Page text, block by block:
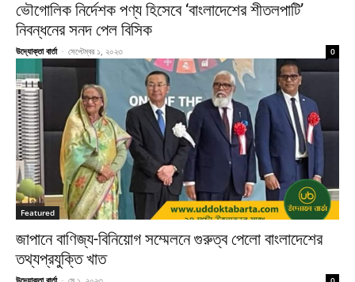
ভৌগোলিক নির্দেশক পণ্য হিসেবে ‘বাংলাদেশের শীতলপাটি’
নিবন্ধনের সনদ পেল বিসিক
উদ্যোক্তা বার্তা - সেপ্টেম্বর ১, ২০২৩ 0
Featured
জাপানে বাণিজ্য-বিনিয়োগ সম্মেলনে গুরুত্ব পেলো বাংলাদেশের
তথ্যপ্রযুক্তি খাত